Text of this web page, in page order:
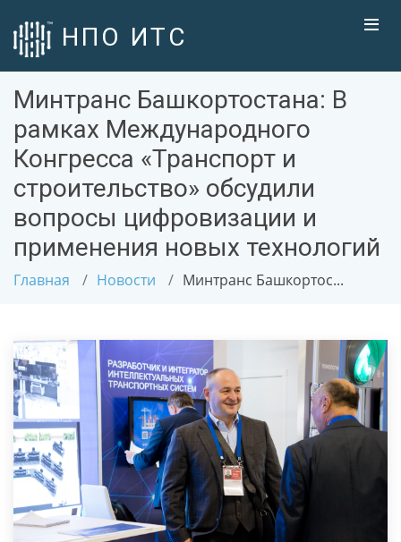
НПО ИТС
Минтранс Башкортостана: В
рамках Международного
Конгресса «Транспорт и
строительство» обсудили
вопросы цифровизации и
применения новых технологий
Главная Новости Минтранс Башкортос...